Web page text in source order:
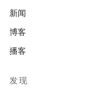
新闻
博客
播客
发现